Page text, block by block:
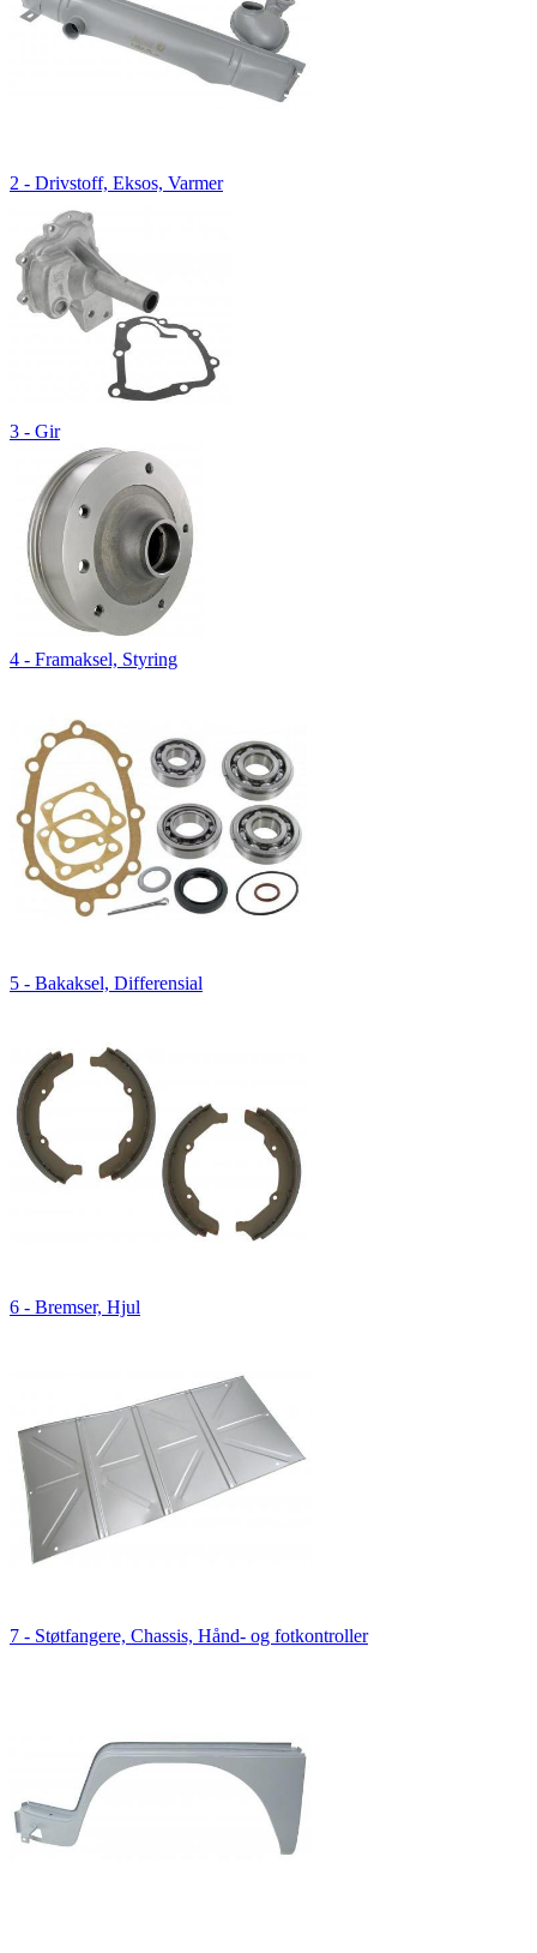
2 - Drivstoff, Eksos, Varmer
3 - Gir
4 - Framaksel, Styring
5 - Bakaksel, Differensial
6 - Bremser, Hjul
7 - Støtfangere, Chassis, Hånd- og fotkontroller